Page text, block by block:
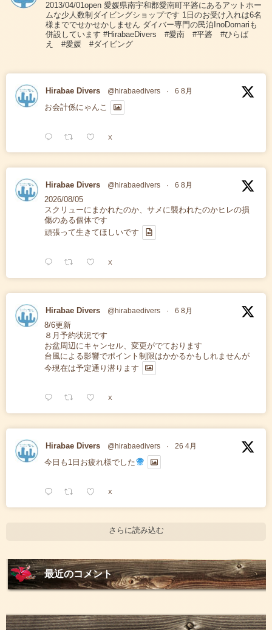
2013/04/01open 愛媛県南宇和郡愛南町平碆にあるアットホー
ムな少人数制ダイビングショップです 1日のお受け入れは6名
様まででせかせかしません ダイバー専門の民泊InoDomariも
併設しています #HirabaeDivers #愛南 #平碆 #ひらば
え #愛媛 #ダイビング
Hirabae Divers @hirabaedivers · 6 8月
お会計係にゃんこ
X
Hirabae Divers @hirabaedivers · 6 8月
2026/08/05
スクリューにまかれたのか、サメに襲われたのかヒレの損
傷のある個体です
頑張って生きてほしいです
X
Hirabae Divers @hirabaedivers · 6 8月
8/6更新
８月予約状況です
お盆周辺にキャンセル、変更がでております
台風による影響でポイント制限はかかるかもしれませんが
今現在は予定通り潜ります
X
Hirabae Divers @hirabaedivers · 26 4月
今日も1日お疲れ様でした
X
さらに読み込む
最近のコメント